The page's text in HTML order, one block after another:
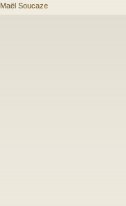
Maël Soucaze